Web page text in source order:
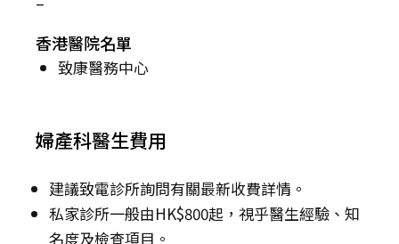
香港醫院名單
致康醫務中心
婦產科醫生費用
建議致電診所詢問有關最新收費詳情。
私家診所一般由HK$800起，視乎醫生經驗、知
名度及檢查項目。